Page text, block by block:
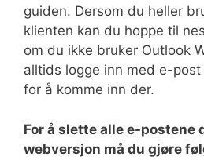
guiden. Dersom du heller
klienten kan du hoppe til
om du ikke bruker Outlook
alltids logge inn med e-
for å komme inn der.
For å slette alle e-postene
webversjon må du gjøre